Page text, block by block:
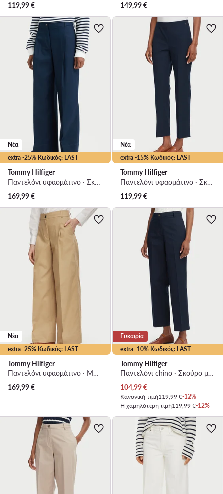
119,99€
149,99€
extra -25% Κωδικός: LAST
Νέα
Tommy Hilfiger
Παντελόνι υφασμάτινο · Σκούρο μπλε · Regular Fit
169,99€
extra -15% Κωδικός: LAST
Νέα
Tommy Hilfiger
Παντελόνι υφασμάτινο · Σκούρο μπλε · Slim Fit
119,99€
extra -25% Κωδικός: LAST
Νέα
Tommy Hilfiger
Παντελόνι υφασμάτινο · Μπεζ · Regular Fit
169,99€
extra -10% Κωδικός: LAST
Ευκαιρία
Tommy Hilfiger
Παντελόνι chino · Σκούρο μπλε · Slim Fit
Τρέχουσα τιμή
104,99€
Κανονική τιμή119,99 €-12%
Η χαμηλότερη τιμή119,99 €-12%